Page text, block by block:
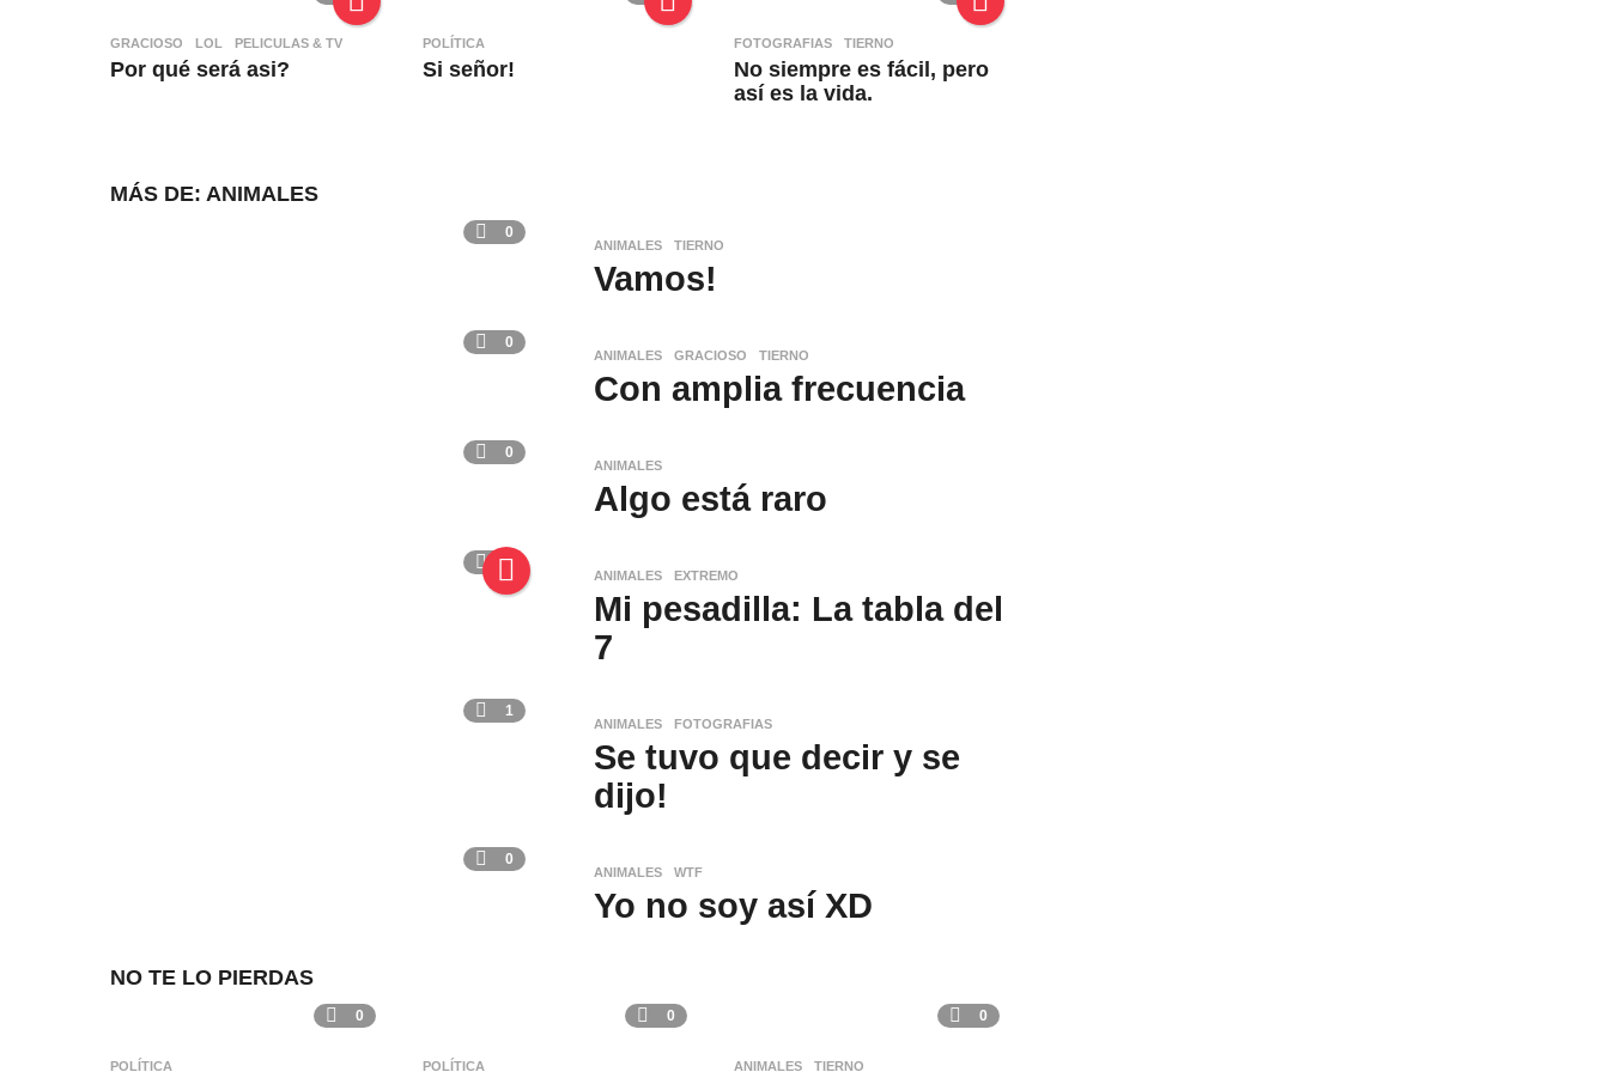
GRACIOSO ,LOL ,PELICULAS & TV
Por qué será asi?
POLÍTICA
Si señor!
FOTOGRAFIAS ,TIERNO
No siempre es fácil, pero
así es la vida.
MÁS DE: ANIMALES
0
ANIMALES ,TIERNO
Vamos!
0
ANIMALES ,GRACIOSO ,TIERNO
Con amplia frecuencia
0
ANIMALES
Algo está raro
2
ANIMALES ,EXTREMO
Mi pesadilla: La tabla del
7
1
ANIMALES ,FOTOGRAFIAS
Se tuvo que decir y se
dijo!
0
ANIMALES ,WTF
Yo no soy así XD
NO TE LO PIERDAS
0
POLÍTICA
0
POLÍTICA
0
ANIMALES ,TIERNO